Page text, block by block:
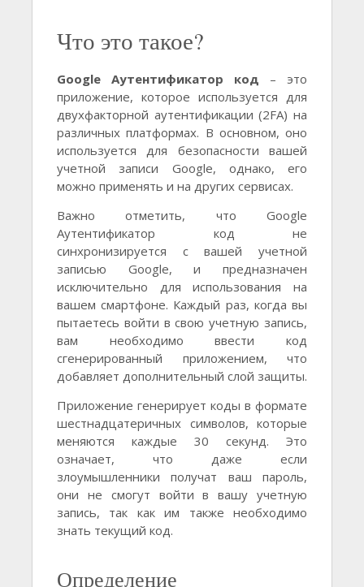
Что это такое?
Google Аутентификатор код – это
приложение, которое используется для
двухфакторной аутентификации (2FA) на
различных платформах. В основном, оно
используется для безопасности вашей
учетной записи Google, однако, его
можно применять и на других сервисах.
Важно отметить, что Google
Аутентификатор код не
синхронизируется с вашей учетной
записью Google, и предназначен
исключительно для использования на
вашем смартфоне. Каждый раз, когда вы
пытаетесь войти в свою учетную запись,
вам необходимо ввести код
сгенерированный приложением, что
добавляет дополнительный слой защиты.
Приложение генерирует коды в формате
шестнадцатеричных символов, которые
меняются каждые 30 секунд. Это
означает, что даже если
злоумышленники получат ваш пароль,
они не смогут войти в вашу учетную
запись, так как им также необходимо
знать текущий код.
Определение